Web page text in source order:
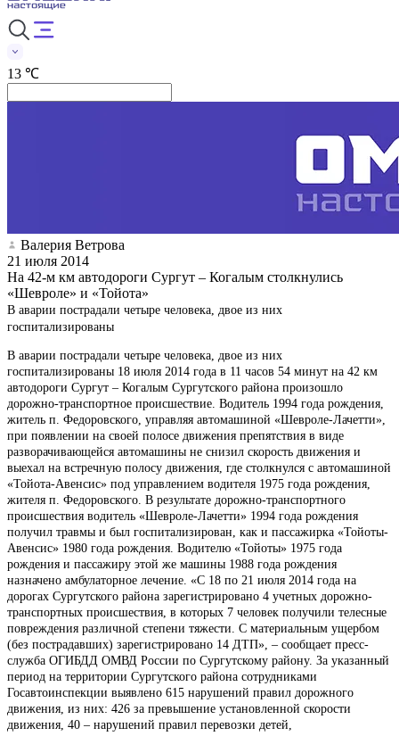
13 ℃
Валерия Ветрова
21 июля 2014
На 42-м км автодороги Сургут – Когалым столкнулись
«Шевроле» и «Тойота»
В аварии пострадали четыре человека, двое из них
госпитализированы
В аварии пострадали четыре человека, двое из них
госпитализированы 18 июля 2014 года в 11 часов 54 минут на 42 км
автодороги Сургут – Когалым Сургутского района произошло
дорожно-транспортное происшествие. Водитель 1994 года рождения,
житель п. Федоровского, управляя автомашиной «Шевроле-Лачетти»,
при появлении на своей полосе движения препятствия в виде
разворачивающейся автомашины не снизил скорость движения и
выехал на встречную полосу движения, где столкнулся с автомашиной
«Тойота-Авенсис» под управлением водителя 1975 года рождения,
жителя п. Федоровского. В результате дорожно-транспортного
происшествия водитель «Шевроле-Лачетти» 1994 года рождения
получил травмы и был госпитализирован, как и пассажирка «Тойоты-
Авенсис» 1980 года рождения. Водителю «Тойоты» 1975 года
рождения и пассажиру этой же машины 1988 года рождения
назначено амбулаторное лечение. «С 18 по 21 июля 2014 года на
дорогах Сургутского района зарегистрировано 4 учетных дорожно-
транспортных происшествия, в которых 7 человек получили телесные
повреждения различной степени тяжести. С материальным ущербом
(без пострадавших) зарегистрировано 14 ДТП», – сообщает пресс-
служба ОГИБДД ОМВД России по Сургутскому району. За указанный
период на территории Сургутского района сотрудниками
Госавтоинспекции выявлено 615 нарушений правил дорожного
движения, из них: 426 за превышение установленной скорости
движения, 40 – нарушений правил перевозки детей,